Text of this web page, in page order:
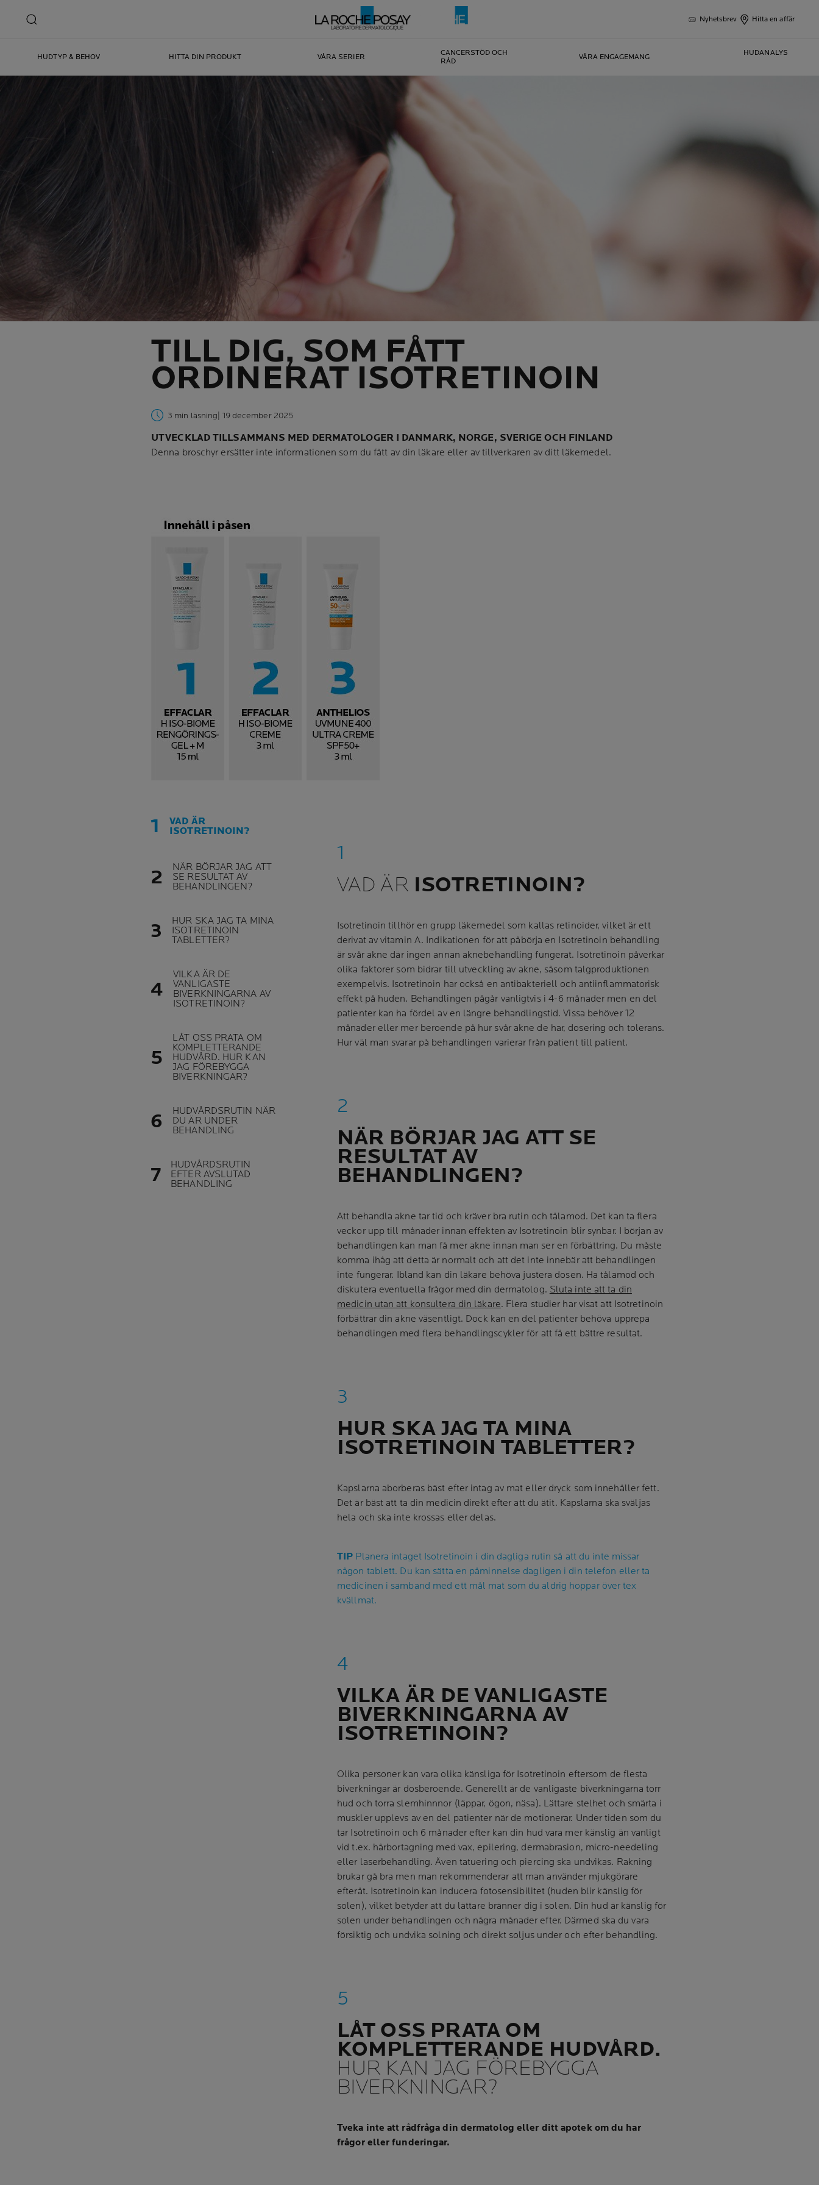
Nyhetsbrev Hitta en affär
HUDTYP & BEHOV HITTA DIN PRODUKT VÅRA SERIER
CANCERSTÖD OCH
RÅD
VÅRA ENGAGEMANG HUDANALYS
TILL DIG, SOM FÅTT
ORDINERAT ISOTRETINOIN
3 min läsning | 19 december 2025
UTVECKLAD TILLSAMMANS MED DERMATOLOGER I DANMARK, NORGE, SVERIGE OCH FINLAND
Denna broschyr ersätter inte informationen som du fått av din läkare eller av tillverkaren av ditt läkemedel.
VAD ÄR
ISOTRETINOIN?
NÄR BÖRJAR JAG ATT
SE RESULTAT AV
BEHANDLINGEN?
HUR SKA JAG TA MINA
ISOTRETINOIN
TABLETTER?
VILKA ÄR DE
VANLIGASTE
BIVERKNINGARNA AV
ISOTRETINOIN?
LÅT OSS PRATA OM
KOMPLETTERANDE
HUDVÅRD. HUR KAN
JAG FÖREBYGGA
BIVERKNINGAR?
HUDVÅRDSRUTIN NÄR
DU ÄR UNDER
BEHANDLING
HUDVÅRDSRUTIN
EFTER AVSLUTAD
BEHANDLING
VAD ÄR ISOTRETINOIN?
Isotretinoin tillhör en grupp läkemedel som kallas retinoider, vilket är ett
derivat av vitamin A. Indikationen för att påbörja en Isotretinoin behandling
är svår akne där ingen annan aknebehandling fungerat. Isotretinoin påverkar
olika faktorer som bidrar till utveckling av akne, såsom talgproduktionen
exempelvis. Isotretinoin har också en antibakteriell och antiinflammatorisk
effekt på huden. Behandlingen pågår vanligtvis i 4-6 månader men en del
patienter kan ha fördel av en längre behandlingstid. Vissa behöver 12
månader eller mer beroende på hur svår akne de har, dosering och tolerans.
Hur väl man svarar på behandlingen varierar från patient till patient.
NÄR BÖRJAR JAG ATT SE
RESULTAT AV
BEHANDLINGEN?
Att behandla akne tar tid och kräver bra rutin och tålamod. Det kan ta flera
veckor upp till månader innan effekten av Isotretinoin blir synbar. I början av
behandlingen kan man få mer akne innan man ser en förbättring. Du måste
komma ihåg att detta är normalt och att det inte innebär att behandlingen
inte fungerar. Ibland kan din läkare behöva justera dosen. Ha tålamod och
diskutera eventuella frågor med din dermatolog. Sluta inte att ta din
medicin utan att konsultera din läkare. Flera studier har visat att Isotretinoin
förbättrar din akne väsentligt. Dock kan en del patienter behöva upprepa
behandlingen med flera behandlingscykler för att få ett bättre resultat.
HUR SKA JAG TA MINA
ISOTRETINOIN TABLETTER?
Kapslarna aborberas bäst efter intag av mat eller dryck som innehåller fett.
Det är bäst att ta din medicin direkt efter att du ätit. Kapslarna ska sväljas
hela och ska inte krossas eller delas.
TIP Planera intaget Isotretinoin i din dagliga rutin så att du inte missar
någon tablett. Du kan sätta en påminnelse dagligen i din telefon eller ta
medicinen i samband med ett mål mat som du aldrig hoppar över tex
kvällmat.
VILKA ÄR DE VANLIGASTE
BIVERKNINGARNA AV
ISOTRETINOIN?
Olika personer kan vara olika känsliga för Isotretinoin eftersom de flesta
biverkningar är dosberoende. Generellt är de vanligaste biverkningarna torr
hud och torra slemhinnnor (läppar, ögon, näsa). Lättare stelhet och smärta i
muskler upplevs av en del patienter när de motionerar. Under tiden som du
tar Isotretinoin och 6 månader efter kan din hud vara mer känslig än vanligt
vid t.ex. hårbortagning med vax, epilering, dermabrasion, micro-needeling
eller laserbehandling. Även tatuering och piercing ska undvikas. Rakning
brukar gå bra men man rekommenderar att man använder mjukgörare
efteråt. Isotretinoin kan inducera fotosensibilitet (huden blir känslig för
solen), vilket betyder att du lättare bränner dig i solen. Din hud är känslig för
solen under behandlingen och några månader efter. Därmed ska du vara
försiktig och undvika solning och direkt soljus under och efter behandling.
LÅT OSS PRATA OM
KOMPLETTERANDE HUDVÅRD.
HUR KAN JAG FÖREBYGGA
BIVERKNINGAR?
Tveka inte att rådfråga din dermatolog eller ditt apotek om du har
frågor eller funderingar.